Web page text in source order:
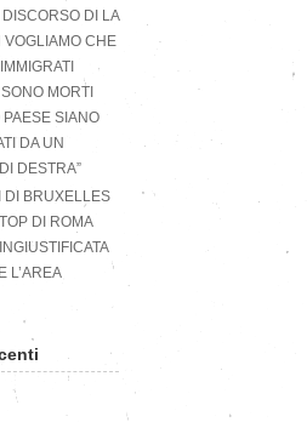
DI LA
VOGLIAMO CHE
MORTI
SIANO
DA UN
DESTRA”
DI BRUXELLES
DI ROMA
L’AREA